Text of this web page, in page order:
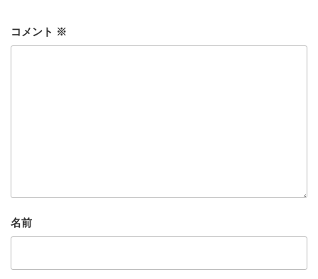
コメント ※
名前